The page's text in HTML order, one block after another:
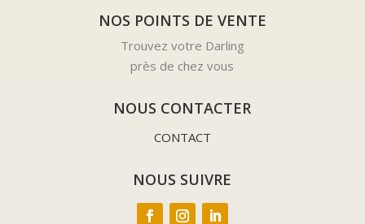
NOS POINTS DE VENTE
Trouvez votre Darling
près de chez vous
NOUS CONTACTER
CONTACT
NOUS SUIVRE